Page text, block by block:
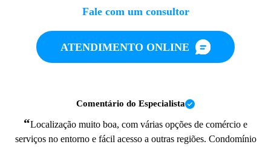
Fale com um consultor
ATENDIMENTO ONLINE
Comentário do Especialista
“Localização muito boa, com várias opções de comércio e
serviços no entorno e fácil acesso a outras regiões. Condomínio